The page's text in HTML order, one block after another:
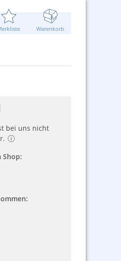
Warenkorb
u.v.m.
bei uns nicht
Shop: